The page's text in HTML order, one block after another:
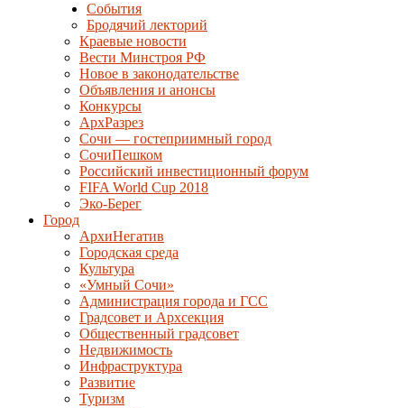
События
Бродячий лекторий
Краевые новости
Вести Минстроя РФ
Новое в законодательстве
Объявления и анонсы
Конкурсы
АрхРазрез
Сочи — гостеприимный город
СочиПешком
Российский инвестиционный форум
FIFA World Cup 2018
Эко-Берег
Город
АрхиНегатив
Городская среда
Культура
«Умный Сочи»
Администрация города и ГСС
Градсовет и Архсекция
Общественный градсовет
Недвижимость
Инфраструктура
Развитие
Туризм